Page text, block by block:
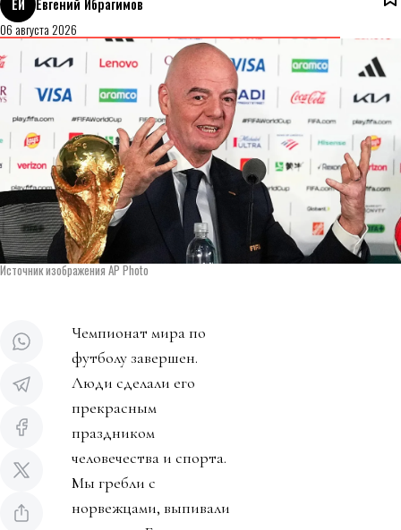
ЕИ
Евгений Ибрагимов
06 августа 2026
Источник изображения AP Photo
Чемпионат мира по
футболу завершен.
Люди сделали его
прекрасным
праздником
человечества и спорта.
Мы гребли с
норвежцами, выпивали